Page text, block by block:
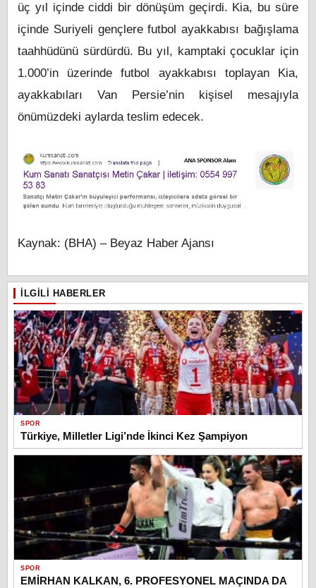
üç yıl içinde ciddi bir dönüşüm geçirdi. Kia, bu süre
içinde Suriyeli gençlere futbol ayakkabısı bağışlama
taahhüdünü sürdürdü. Bu yıl, kamptaki çocuklar için
1.000’in üzerinde futbol ayakkabısı toplayan Kia,
ayakkabıları Van Persie’nin kişisel mesajıyla
önümüzdeki aylarda teslim edecek.
Kaynak: (BHA) – Beyaz Haber Ajansı
İLGILI HABERLER
SPOR
Türkiye, Milletler Ligi’nde İkinci Kez Şampiyon
SPOR
EMİRHAN KALKAN, 6. PROFESYONEL MAÇINDA DA